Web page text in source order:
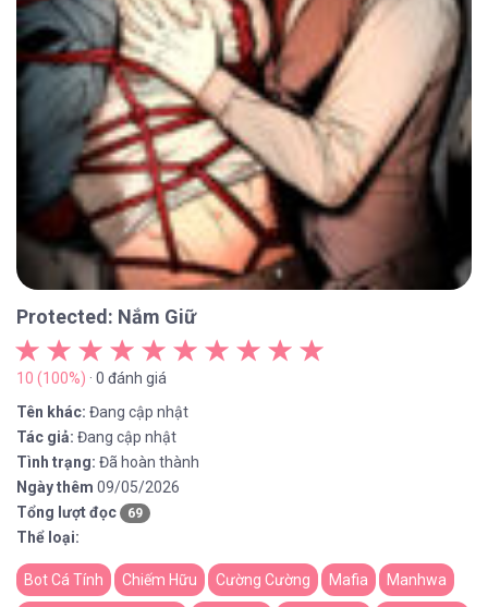
Protected: Nắm Giữ
10 (100%) · 0 đánh giá
Tên khác: Đang cập nhật
Tác giả: Đang cập nhật
Tình trạng: Đã hoàn thành
Ngày thêm 09/05/2026
Tổng lượt đọc
69
Thể loại:
Bot Cá Tính Chiếm Hữu Cường Cường Mafia Manhwa